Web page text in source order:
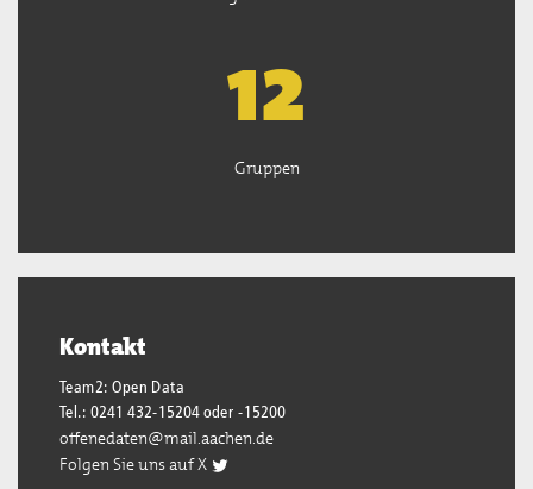
13
Gruppen
Kontakt
Team2: Open Data
Tel.: 0241 432-15204 oder -15200
offenedaten@mail.aachen.de
Folgen Sie uns auf X